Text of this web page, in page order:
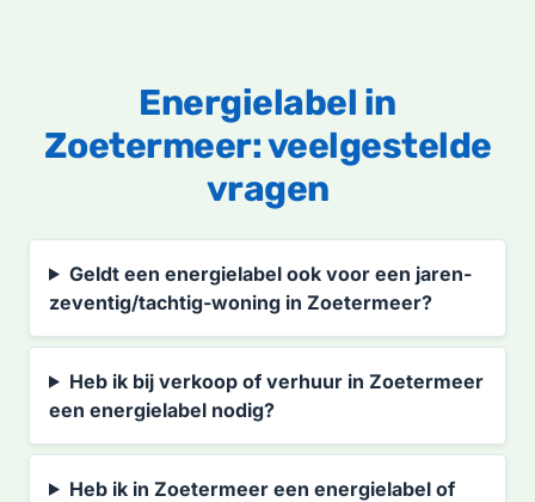
Energielabel in
Zoetermeer: veelgestelde
vragen
Geldt een energielabel ook voor een jaren-
zeventig/tachtig-woning in Zoetermeer?
Heb ik bij verkoop of verhuur in Zoetermeer
een energielabel nodig?
Heb ik in Zoetermeer een energielabel of